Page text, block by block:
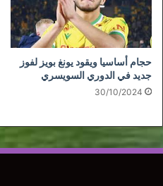
حجام أساسيا ويقود يونغ بويز لفوز
جديد في الدوري السويسري
30/10/2024